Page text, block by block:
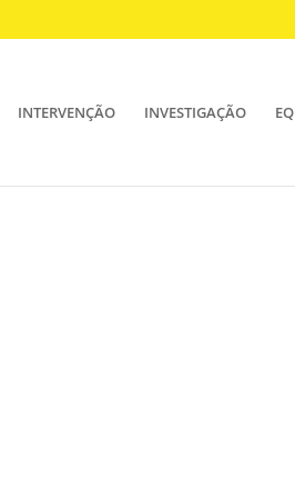
INTERVENÇÃO INVESTIGAÇÃO